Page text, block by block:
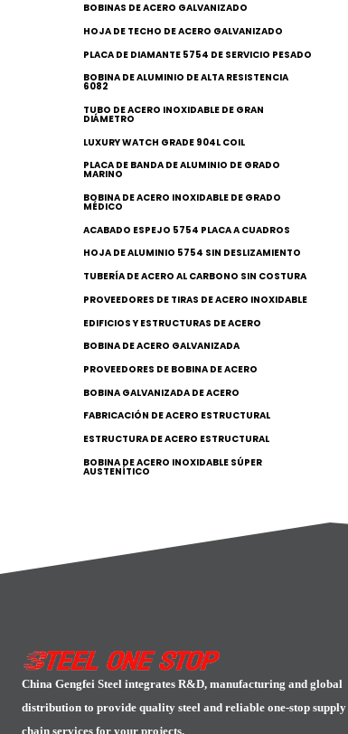
BOBINAS DE ACERO GALVANIZADO
HOJA DE TECHO DE ACERO GALVANIZADO
PLACA DE DIAMANTE 5754 DE SERVICIO PESADO
BOBINA DE ALUMINIO DE ALTA RESISTENCIA
6082
TUBO DE ACERO INOXIDABLE DE GRAN
DIÁMETRO
LUXURY WATCH GRADE 904L COIL
PLACA DE BANDA DE ALUMINIO DE GRADO
MARINO
BOBINA DE ACERO INOXIDABLE DE GRADO
MÉDICO
ACABADO ESPEJO 5754 PLACA A CUADROS
HOJA DE ALUMINIO 5754 SIN DESLIZAMIENTO
TUBERÍA DE ACERO AL CARBONO SIN COSTURA
PROVEEDORES DE TIRAS DE ACERO INOXIDABLE
EDIFICIOS Y ESTRUCTURAS DE ACERO
BOBINA DE ACERO GALVANIZADA
PROVEEDORES DE BOBINA DE ACERO
BOBINA GALVANIZADA DE ACERO
FABRICACIÓN DE ACERO ESTRUCTURAL
ESTRUCTURA DE ACERO ESTRUCTURAL
BOBINA DE ACERO INOXIDABLE SÚPER
AUSTENÍTICO
China Gengfei Steel integrates R&D, manufacturing and global
distribution to provide quality steel and reliable one-stop supply
chain services for your projects.